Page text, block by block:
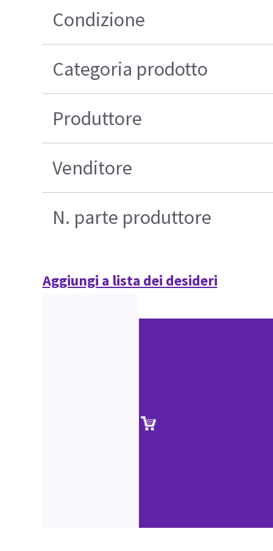
Condizione
Categoria prodotto
Produttore
Venditore
N. parte produttore
Aggiungi a lista dei desideri